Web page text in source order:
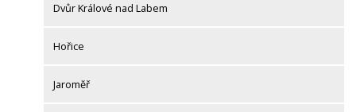
Dvůr Králové nad Labem
Hořice
Jaroměř